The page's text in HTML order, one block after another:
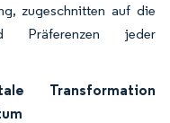
zugeschnitten auf die
Präferenzen jeder
Transformation